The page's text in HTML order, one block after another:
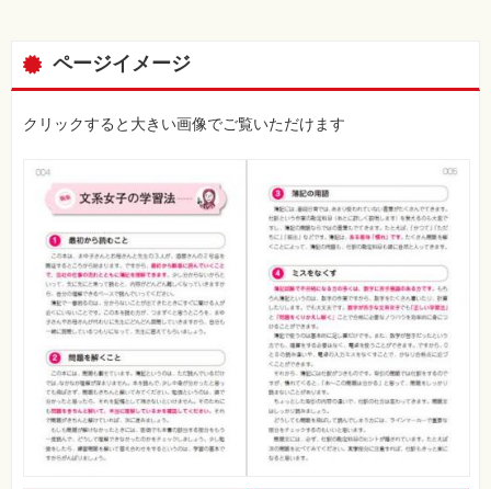
ページイメージ
クリックすると大きい画像でご覧いただけます